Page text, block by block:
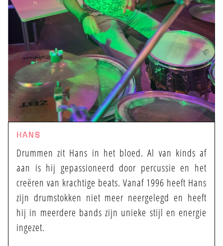
HANS
Drummen zit Hans in het bloed. Al van kinds af
aan is hij gepassioneerd door percussie en het
creëren van krachtige beats. Vanaf 1996 heeft Hans
zijn drumstokken niet meer neergelegd en heeft
hij in meerdere bands zijn unieke stijl en energie
ingezet.